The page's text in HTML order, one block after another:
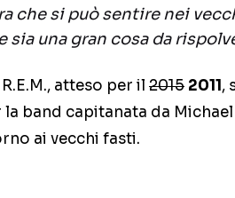
che si può sentire nei
sia una gran cosa da
atteso per il 2015 2011 ,
band capitanata da
ai vecchi fasti.